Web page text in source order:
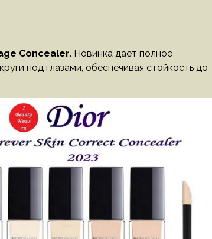
Concealer. Новинка дает полное
под глазами, обеспечивая стойкость до